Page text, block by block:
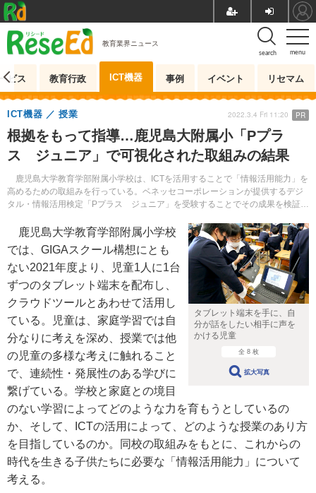
menu
search
教育業界ニュース
ビス 教育行政 ICT機器 事例 イベント リセマム
根拠をもって指導…鹿児島大附属小「Pプラ
ス ジュニア」で可視化された取組みの結果
鹿児島大学教育学部附属小学校は、ICTを活用することで「情報活用能力」を
高めるための取組みを行っている。ベネッセコーポレーションが提供するデジ
タル・情報活用検定「Pプラス ジュニア」を受験することでその成果を検証し
ICT機器 授業 2022.3.4 Fri 11:20 PR
タブレット端末を手に、自
分が話をしたい相手に声を
かける児童
全 8 枚
拡大写真
鹿児島大学教育学部附属小学校
では、GIGAスクール構想にとも
ない2021年度より、児童1人に1台
ずつのタブレット端末を配布し、
クラウドツールとあわせて活用し
ている。児童は、家庭学習では自
分なりに考えを深め、授業では他
の児童の多様な考えに触れること
で、連続性・発展性のある学びに
繋げている。学校と家庭との境目
のない学習によってどのような力を育もうとしているの
か、そして、ICTの活用によって、どのような授業のあり方
を目指しているのか。同校の取組みをもとに、これからの
時代を生きる子供たちに必要な「情報活用能力」について
考える。